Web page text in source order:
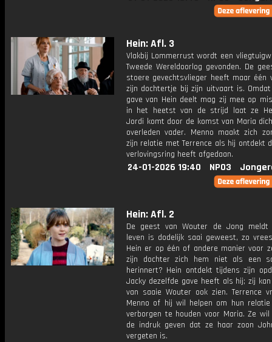
Hein: Afl. 3
Vlakbij Lommerrust wordt een
Tweede Wereldoorlog gevonden. De
stoere gevechtsvlieger heeft maar één
zijn dochtertje bij zijn uitvaart is.
gave van Hein deelt mag zij mee op
in het heetst van de strijd laat ze
Jordi komt door de komst van Maria
overleden vader. Menno maakt zich
zijn relatie met Terrence als hij ontdekt
verlovingsring heeft afgedaan.
24-01-2026 19:40 NPO3
Hein: Afl. 2
De geest van Wouter de Jong meldt
leven is dodelijk saai geweest, zo
Hein er op één of andere manier voor
zijn dochter zich hem niet als een
herinnert? Hein ontdekt tijdens zijn
Jacky dezelfde gave heeft als hij; zij
van saaie Wouter ook zien. Terrence
Menno of hij wil helpen om hun relatie
verborgen te houden voor Maria. Ze
de indruk geven dat ze haar zoon
vergeten is.